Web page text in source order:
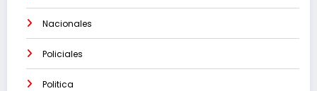
Nacionales
Policiales
Politica